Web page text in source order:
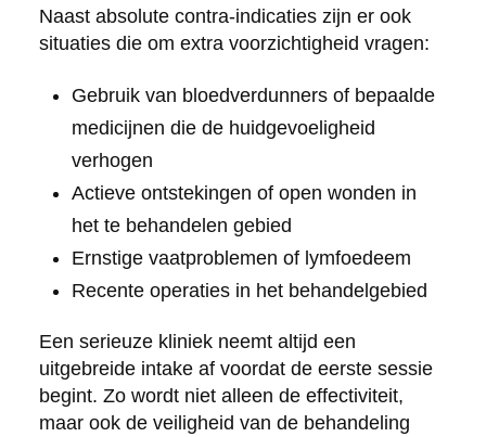
Naast absolute contra-indicaties zijn er ook
situaties die om extra voorzichtigheid vragen:
Gebruik van bloedverdunners of bepaalde
medicijnen die de huidgevoeligheid
verhogen
Actieve ontstekingen of open wonden in
het te behandelen gebied
Ernstige vaatproblemen of lymfoedeem
Recente operaties in het behandelgebied
Een serieuze kliniek neemt altijd een
uitgebreide intake af voordat de eerste sessie
begint. Zo wordt niet alleen de effectiviteit,
maar ook de veiligheid van de behandeling